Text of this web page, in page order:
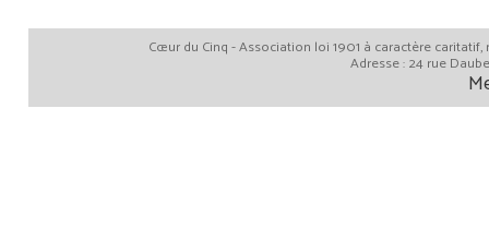
Cœur du Cinq - Association loi 1901 à caractère
Adresse : 24 rue